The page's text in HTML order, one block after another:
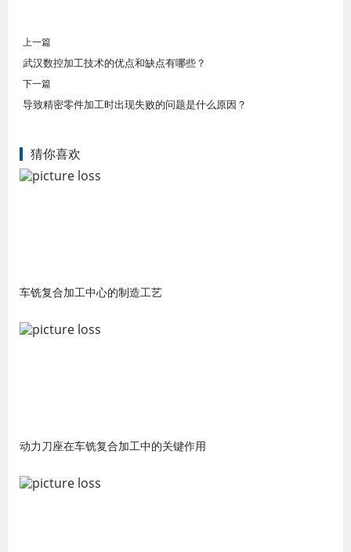
上一篇
武汉数控加工技术的优点和缺点有哪些？
下一篇
导致精密零件加工时出现失败的问题是什么原因？
猜你喜欢
车铣复合加工中心的制造工艺
动力刀座在车铣复合加工中的关键作用